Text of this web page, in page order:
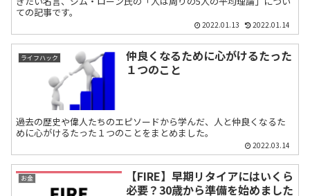
ての記事です。
2022.01.13 2022.01.14
ライフハック
仲良くなるために心がけるたった
１つのこと
過去の歴史や偉人たちのエピソードから学んだ、人と仲良くなるた
めに心がけるたった１つのことをまとめました。
2022.03.14
お金
【FIRE】早期リタイアにはいくら
必要？30歳から準備を始めました